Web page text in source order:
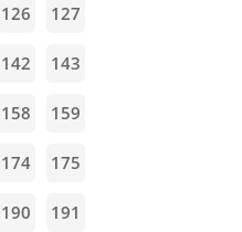
126 127
142 143
158 159
174 175
190 191